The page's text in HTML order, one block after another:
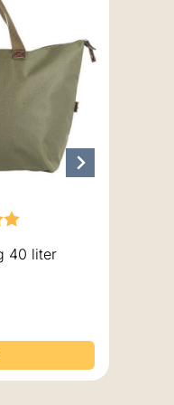
40 liter